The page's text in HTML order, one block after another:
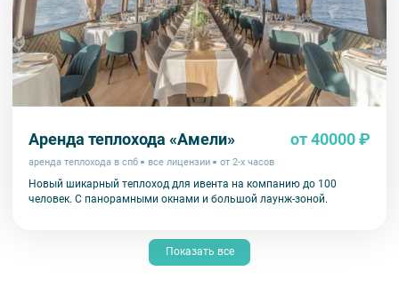
Аренда теплохода «Амели» от 40000 ₽
аренда теплохода в спб все лицензии от 2-х часов
Новый шикарный теплоход для ивента на компанию до 100
человек. С панорамными окнами и большой лаунж-зоной.
Показать все